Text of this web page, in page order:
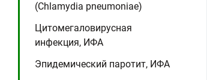
(Chlamydia pneumoniae)
Цитомегаловирусная
инфекция, ИФА
Эпидемический паротит, ИФА